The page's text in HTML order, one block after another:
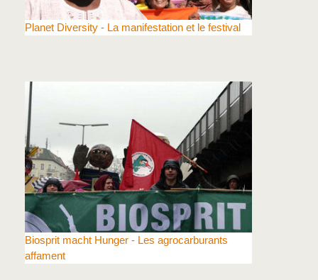
Planet Diversity - La manifestation et le festival
Biosprit macht Hunger - Les agrocarburants
affament